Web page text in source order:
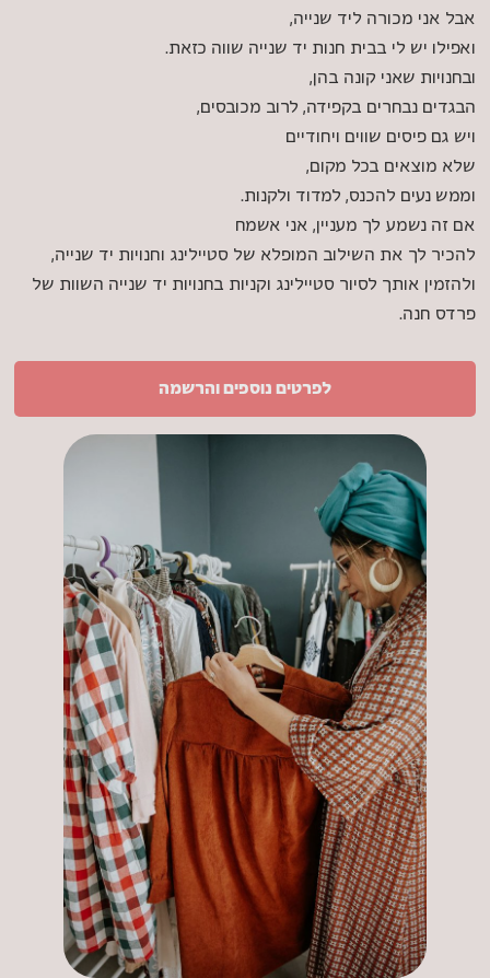
אבל אני מכורה ליד שנייה,
ואפילו יש לי בבית חנות יד שנייה שווה כזאת.
ובחנויות שאני קונה בהן,
הבגדים נבחרים בקפידה, לרוב מכובסים,
ויש גם פיסים שווים ויחודיים
שלא מוצאים בכל מקום,
וממש נעים להכנס, למדוד ולקנות.
אם זה נשמע לך מעניין, אני אשמח
להכיר לך את השילוב המופלא של סטיילינג וחנויות יד שנייה,
ולהזמין אותך לסיור סטיילינג וקניות בחנויות יד שנייה השוות של
פרדס חנה.
לפרטים נוספים והרשמה